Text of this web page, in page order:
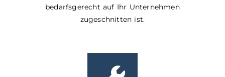
bedarfsgerecht auf Ihr Unternehmen
zugeschnitten ist.